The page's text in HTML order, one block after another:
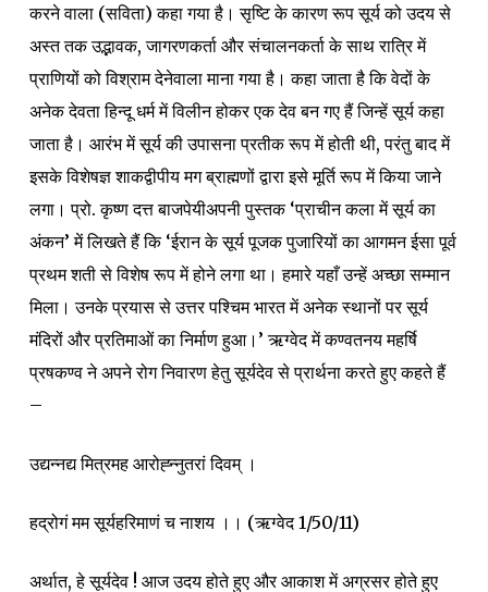
करने वाला (सविता) कहा गया है। सृष्टि के कारण रूप सूर्य को उदय से
अस्त तक उद्भावक, जागरणकर्ता और संचालनकर्ता के साथ रात्रि में
प्राणियों को विश्राम देनेवाला माना गया है। कहा जाता है कि वेदों के
अनेक देवता हिन्दू धर्म में विलीन होकर एक देव बन गए हैं जिन्हें सूर्य कहा
जाता है। आरंभ में सूर्य की उपासना प्रतीक रूप में होती थी, परंतु बाद में
इसके विशेषज्ञ शाकद्वीपीय मग ब्राह्मणों द्वारा इसे मूर्ति रूप में किया जाने
लगा। प्रो. कृष्ण दत्त बाजपेयीअपनी पुस्तक ‘प्राचीन कला में सूर्य का
अंकन’ में लिखते हैं कि ‘ईरान के सूर्य पूजक पुजारियों का आगमन ईसा पूर्व
प्रथम शती से विशेष रूप में होने लगा था। हमारे यहाँ उन्हें अच्छा सम्मान
मिला। उनके प्रयास से उत्तर पश्चिम भारत में अनेक स्थानों पर सूर्य
मंदिरों और प्रतिमाओं का निर्माण हुआ।’ ऋग्वेद में कण्वतनय महर्षि
प्रषकण्व ने अपने रोग निवारण हेतु सूर्यदेव से प्रार्थना करते हुए कहते हैं
–
उद्यन्नद्य मित्रमह आरोह्न्नुतरां दिवम् ।
हद्रोगं मम सूर्यहरिमाणं च नाशय ।। (ऋग्वेद 1/50/11)
अर्थात, हे सूर्यदेव ! आज उदय होते हुए और आकाश में अग्रसर होते हुए